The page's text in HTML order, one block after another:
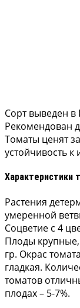
Сорт выведен в
Рекомендован
Томаты ценят
устойчивость
Характеристики
Растения
умеренной
Соцветие с 4
Плоды
гр. Окрас
гладкая.
томатов
плодах – 5-7%.